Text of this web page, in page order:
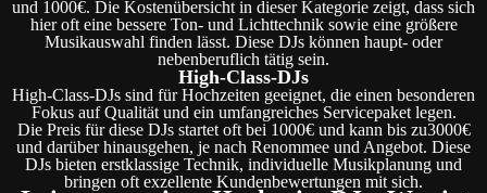
und 1000€. Die Kostenübersicht in dieser Kategorie zeigt, dass sich
hier oft eine bessere Ton- und Lichttechnik sowie eine größere
Musikauswahl finden lässt. Diese DJs können haupt- oder
nebenberuflich tätig sein.
High-Class-DJs
High-Class-DJs sind für Hochzeiten geeignet, die einen besonderen
Fokus auf Qualität und ein umfangreiches Servicepaket legen.
Die Preis für diese DJs startet oft bei 1000€ und kann bis zu3000€
und darüber hinausgehen, je nach Renommee und Angebot. Diese
DJs bieten erstklassige Technik, individuelle Musikplanung und
bringen oft exzellente Kundenbewertungen mit sich.